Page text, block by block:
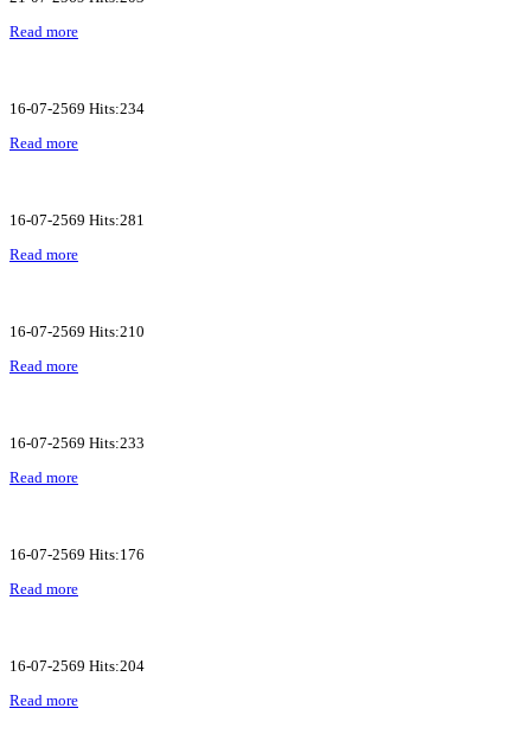
Read more
16-07-2569 Hits:234
Read more
16-07-2569 Hits:281
Read more
16-07-2569 Hits:210
Read more
16-07-2569 Hits:233
Read more
16-07-2569 Hits:176
Read more
16-07-2569 Hits:204
Read more